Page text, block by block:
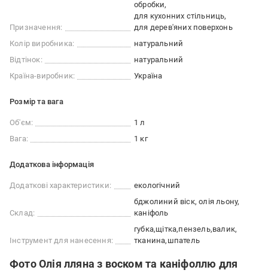
Призначення:
обробки
для кухонних стільниць
для дерев'яних поверхонь
Колір виробника:
натуральний
Відтінок:
натуральний
Країна-виробник:
Україна
Розмір та вага
Об'єм:
1 л
Вага:
1 кг
Додаткова інформація
Додаткові характеристики: екологічний
Склад:
бджолиний віск, олія льону,
каніфоль
Інструмент для нанесення:
губка щітка пензель валик
тканина шпатель
Фото Олія лляна з воском та каніфоллю для